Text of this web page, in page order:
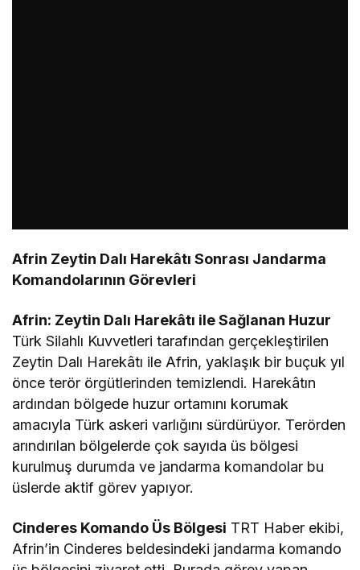
Afrin Zeytin Dalı Harekâtı Sonrası Jandarma
Komandolarının Görevleri
Afrin: Zeytin Dalı Harekâtı ile Sağlanan Huzur
Türk Silahlı Kuvvetleri tarafından gerçekleştirilen
Zeytin Dalı Harekâtı ile Afrin, yaklaşık bir buçuk yıl
önce terör örgütlerinden temizlendi. Harekâtın
ardından bölgede huzur ortamını korumak
amacıyla Türk askeri varlığını sürdürüyor. Terörden
arındırılan bölgelerde çok sayıda üs bölgesi
kurulmuş durumda ve jandarma komandolar bu
üslerde aktif görev yapıyor.
Cinderes Komando Üs Bölgesi TRT Haber ekibi,
Afrin’in Cinderes beldesindeki jandarma komando